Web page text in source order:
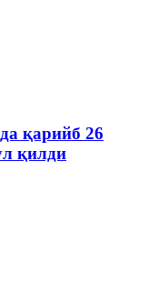
қарийб 26
қилди